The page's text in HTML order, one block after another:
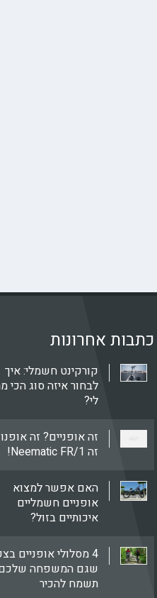
כתבות אחרונות
קורקינט חשמלי: איך
לבחור איזה סוג הכי
לי?
זה אופניים? זה
זה Neematic FR/1!
האם אפשר למצוא
אופניים חשמליים
איכותיים בזול?
4 מסלולי אופניים
שגם המשפחה
תשמח להכיר